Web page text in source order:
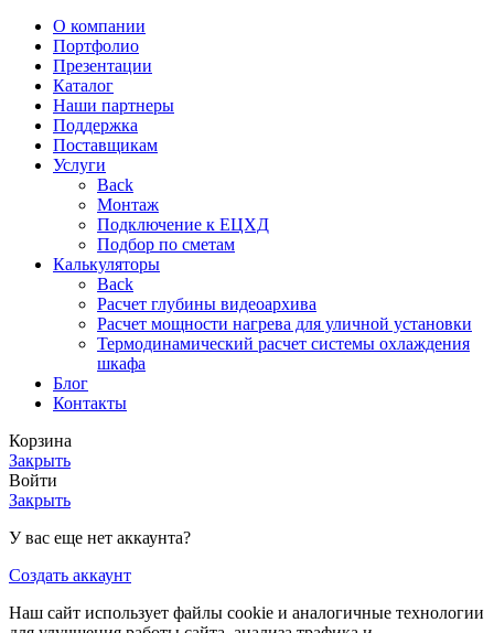
О компании
Портфолио
Презентации
Каталог
Наши партнеры
Поддержка
Поставщикам
Услуги
Back
Монтаж
Подключение к ЕЦХД
Подбор по сметам
Калькуляторы
Back
Расчет глубины видеоархива
Расчет мощности нагрева для уличной установки
Термодинамический расчет системы охлаждения
шкафа
Блог
Контакты
Корзина
Закрыть
Войти
Закрыть
У вас еще нет аккаунта?
Создать аккаунт
Наш сайт использует файлы cookie и аналогичные технологии